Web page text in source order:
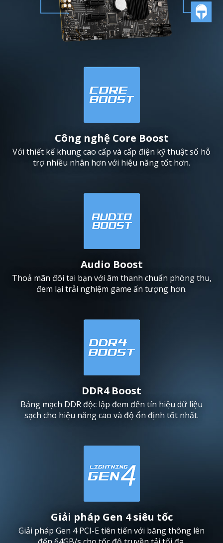
Công nghệ Core Boost
Với thiết kế khung cao cấp và cấp điện kỹ thuật số hỗ
trợ nhiều nhân hơn với hiệu năng tốt hơn.
Audio Boost
Thoả mãn đôi tai bạn với âm thanh chuẩn phòng thu,
đem lại trải nghiệm game ấn tượng hơn.
DDR4 Boost
Bảng mạch DDR độc lập đem đến tín hiệu dữ liệu
sạch cho hiệu năng cao và độ ổn định tốt nhất.
Giải pháp Gen 4 siêu tốc
Giải pháp Gen 4 PCI-E tiên tiến với băng thông lên